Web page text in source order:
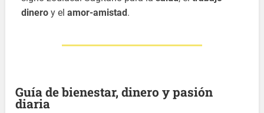
dinero y elamor-amistad .
Guía de bienestar, dinero y pasión
diaria